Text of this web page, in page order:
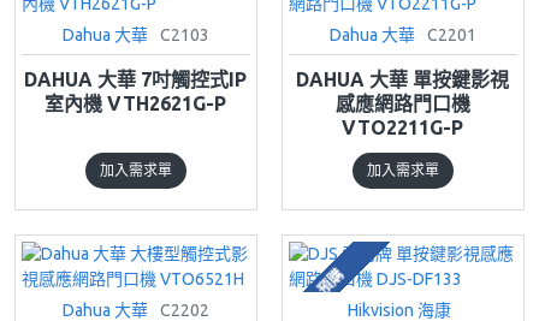
Dahua 大華 C2103
DAHUA 大華 7吋觸控式IP
室內機 VTH2621G-P
加入需求單
Dahua 大華 C2201
DAHUA 大華 單按鍵影視
感應網路門口機
VTO2211G-P
加入需求單
Dahua 大華 C2202
預購
Hikvision 海康